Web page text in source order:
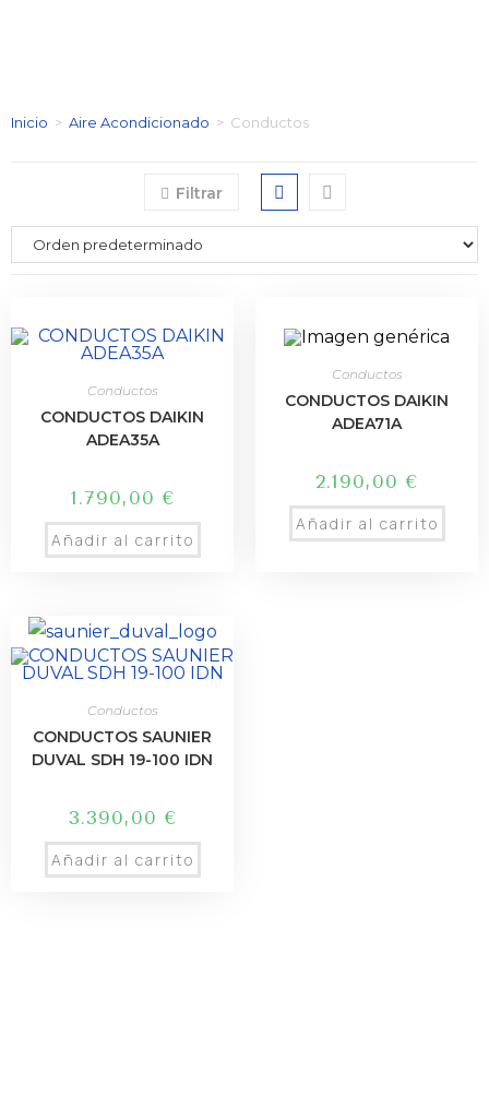
Inicio > Aire Acondicionado > Conductos
Filtrar
Conductos
CONDUCTOS DAIKIN
ADEA35A
1.790,00 €
Añadir al carrito
Conductos
CONDUCTOS DAIKIN
ADEA71A
2.190,00 €
Añadir al carrito
Conductos
CONDUCTOS SAUNIER
DUVAL SDH 19-100 IDN
3.390,00 €
Añadir al carrito